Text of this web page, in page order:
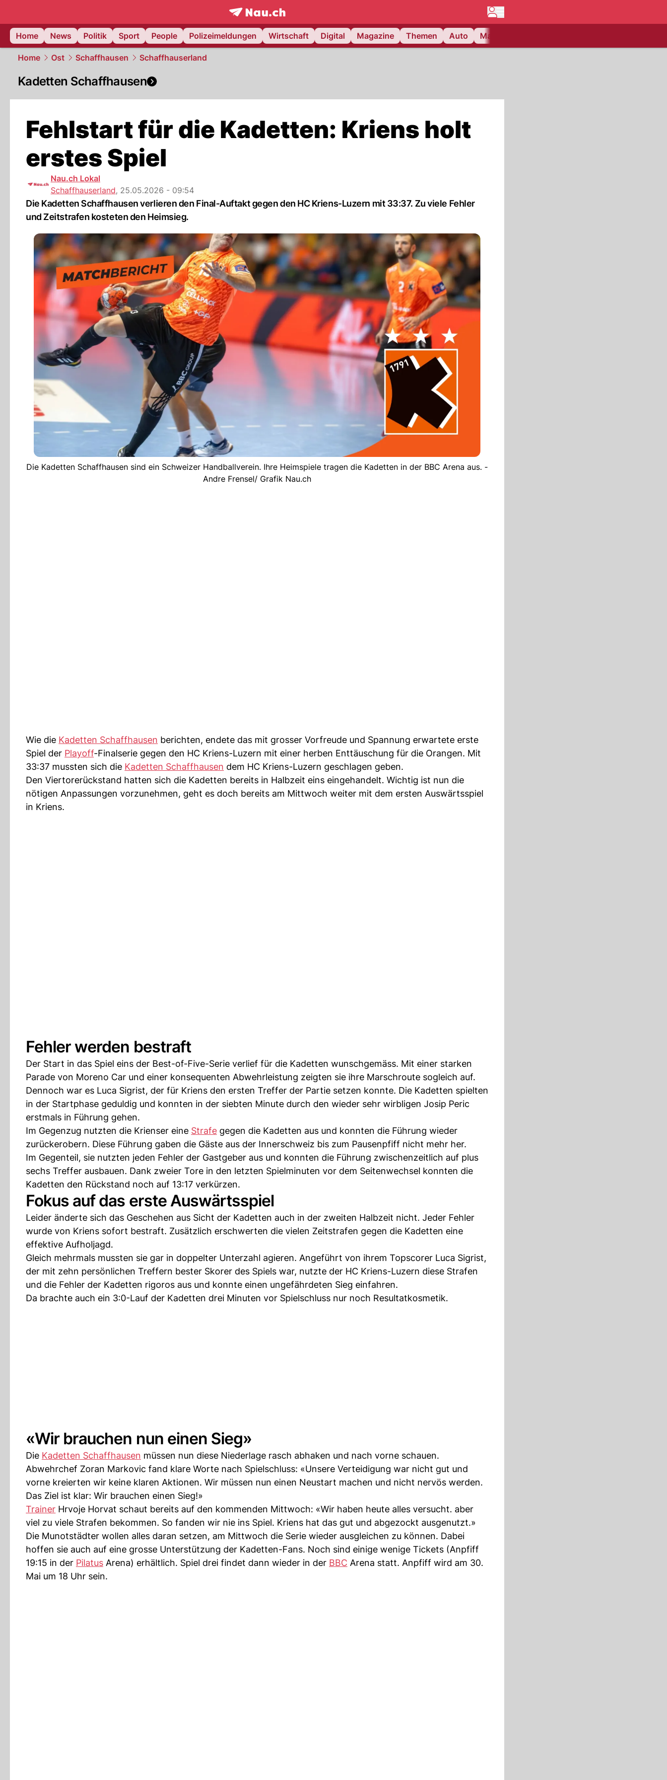
frontpage.NAU.ch
Home
News Politik Sport People Polizeimeldungen Wirtschaft Digital Magazine Themen Auto Matchcenter
Home Ost Schaffhausen Schaffhauserland
Kadetten Schaffhausen
Fehlstart für die Kadetten: Kriens holt
erstes Spiel
Nau.ch Lokal
Schaffhauserland, 25.05.2026 - 09:54
Die Kadetten Schaffhausen verlieren den Final-Auftakt gegen den HC Kriens-Luzern mit 33:37. Zu viele Fehler
und Zeitstrafen kosteten den Heimsieg.
Die Kadetten Schaffhausen sind ein Schweizer Handballverein. Ihre Heimspiele tragen die Kadetten in der BBC Arena aus. -
Andre Frensel/ Grafik Nau.ch
Wie die Kadetten Schaffhausen berichten, endete das mit grosser Vorfreude und Spannung erwartete erste
Spiel der Playoff-Finalserie gegen den HC Kriens-Luzern mit einer herben Enttäuschung für die Orangen. Mit
33:37 mussten sich die Kadetten Schaffhausen dem HC Kriens-Luzern geschlagen geben.
Den Viertorerückstand hatten sich die Kadetten bereits in Halbzeit eins eingehandelt. Wichtig ist nun die
nötigen Anpassungen vorzunehmen, geht es doch bereits am Mittwoch weiter mit dem ersten Auswärtsspiel
in Kriens.
Fehler werden bestraft
Der Start in das Spiel eins der Best-of-Five-Serie verlief für die Kadetten wunschgemäss. Mit einer starken
Parade von Moreno Car und einer konsequenten Abwehrleistung zeigten sie ihre Marschroute sogleich auf.
Dennoch war es Luca Sigrist, der für Kriens den ersten Treffer der Partie setzen konnte. Die Kadetten spielten
in der Startphase geduldig und konnten in der siebten Minute durch den wieder sehr wirbligen Josip Peric
erstmals in Führung gehen.
Im Gegenzug nutzten die Krienser eine Strafe gegen die Kadetten aus und konnten die Führung wieder
zurückerobern. Diese Führung gaben die Gäste aus der Innerschweiz bis zum Pausenpfiff nicht mehr her.
Im Gegenteil, sie nutzten jeden Fehler der Gastgeber aus und konnten die Führung zwischenzeitlich auf plus
sechs Treffer ausbauen. Dank zweier Tore in den letzten Spielminuten vor dem Seitenwechsel konnten die
Kadetten den Rückstand noch auf 13:17 verkürzen.
Fokus auf das erste Auswärtsspiel
Leider änderte sich das Geschehen aus Sicht der Kadetten auch in der zweiten Halbzeit nicht. Jeder Fehler
wurde von Kriens sofort bestraft. Zusätzlich erschwerten die vielen Zeitstrafen gegen die Kadetten eine
effektive Aufholjagd.
Gleich mehrmals mussten sie gar in doppelter Unterzahl agieren. Angeführt von ihrem Topscorer Luca Sigrist,
der mit zehn persönlichen Treffern bester Skorer des Spiels war, nutzte der HC Kriens-Luzern diese Strafen
und die Fehler der Kadetten rigoros aus und konnte einen ungefährdeten Sieg einfahren.
Da brachte auch ein 3:0-Lauf der Kadetten drei Minuten vor Spielschluss nur noch Resultatkosmetik.
«Wir brauchen nun einen Sieg»
Die Kadetten Schaffhausen müssen nun diese Niederlage rasch abhaken und nach vorne schauen.
Abwehrchef Zoran Markovic fand klare Worte nach Spielschluss: «Unsere Verteidigung war nicht gut und
vorne kreierten wir keine klaren Aktionen. Wir müssen nun einen Neustart machen und nicht nervös werden.
Das Ziel ist klar: Wir brauchen einen Sieg!»
Trainer Hrvoje Horvat schaut bereits auf den kommenden Mittwoch: «Wir haben heute alles versucht. aber
viel zu viele Strafen bekommen. So fanden wir nie ins Spiel. Kriens hat das gut und abgezockt ausgenutzt.»
Die Munotstädter wollen alles daran setzen, am Mittwoch die Serie wieder ausgleichen zu können. Dabei
hoffen sie auch auf eine grosse Unterstützung der Kadetten-Fans. Noch sind einige wenige Tickets (Anpfiff
19:15 in der Pilatus Arena) erhältlich. Spiel drei findet dann wieder in der BBC Arena statt. Anpfiff wird am 30.
Mai um 18 Uhr sein.